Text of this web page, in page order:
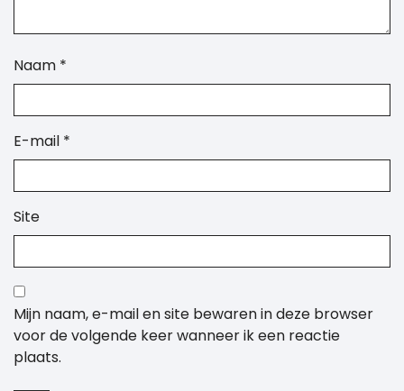
Naam *
E-mail *
Site
Mijn naam, e-mail en site bewaren in deze browser
voor de volgende keer wanneer ik een reactie
plaats.